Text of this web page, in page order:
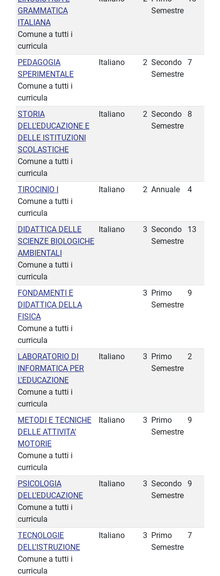
GRAMMATICA
ITALIANA
Comune a tutti i
curricula
Semestre
PEDAGOGIA
SPERIMENTALE
Comune a tutti i
curricula
Italiano 2 Secondo
Semestre
7
STORIA
DELL'EDUCAZIONE E
DELLE ISTITUZIONI
SCOLASTICHE
Comune a tutti i
curricula
Italiano 2 Secondo
Semestre
8
TIROCINIO I
Comune a tutti i
curricula
Italiano 2 Annuale 4
DIDATTICA DELLE
SCIENZE BIOLOGICHE
AMBIENTALI
Comune a tutti i
curricula
Italiano 3 Secondo
Semestre
13
FONDAMENTI E
DIDATTICA DELLA
FISICA
Comune a tutti i
curricula
3 Primo
Semestre
9
LABORATORIO DI
INFORMATICA PER
L'EDUCAZIONE
Comune a tutti i
curricula
Italiano 3 Primo
Semestre
2
METODI E TECNICHE
DELLE ATTIVITA'
MOTORIE
Comune a tutti i
curricula
Italiano 3 Primo
Semestre
9
PSICOLOGIA
DELL'EDUCAZIONE
Comune a tutti i
curricula
Italiano 3 Secondo
Semestre
9
TECNOLOGIE
DELL'ISTRUZIONE
Comune a tutti i
curricula
Italiano 3 Primo
Semestre
7